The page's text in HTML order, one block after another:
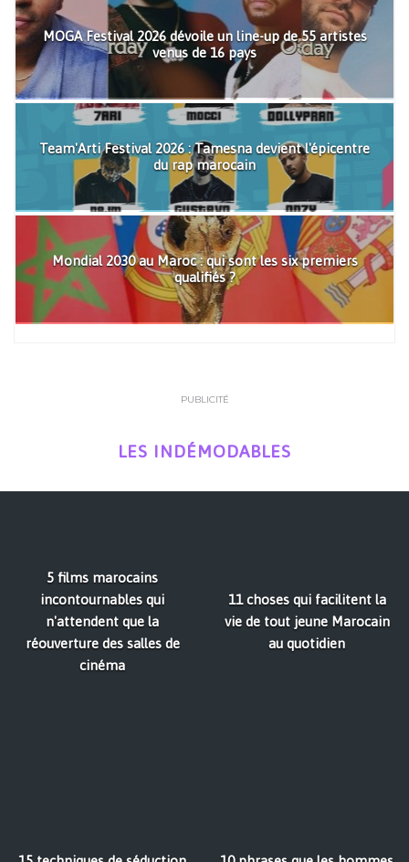
MOGA Festival 2026 dévoile un line-up de 55 artistes
venus de 16 pays
Team'Arti Festival 2026 : Tamesna devient l'épicentre
du rap marocain
Mondial 2030 au Maroc : qui sont les six premiers
qualifiés ?
PUBLICITÉ
LES INDÉMODABLES
5 films marocains
incontournables qui
n'attendent que la
réouverture des salles de
cinéma
11 choses qui facilitent la
vie de tout jeune Marocain
au quotidien